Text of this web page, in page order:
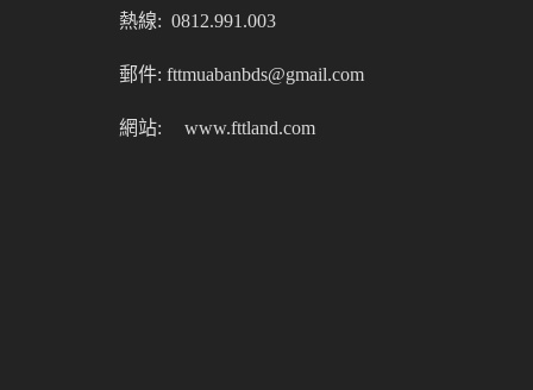
熱線: 0812.991.003
郵件: fttmuabanbds@gmail.com
網站: www.fttland.com